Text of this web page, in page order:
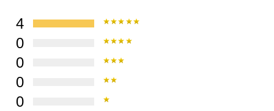
4
0
0
0
0